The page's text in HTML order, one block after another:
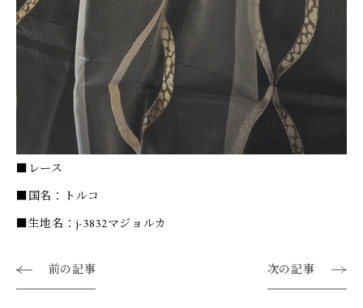
■レース
■国名：トルコ
■生地名：j-3832マジョルカ
前の記事 次の記事